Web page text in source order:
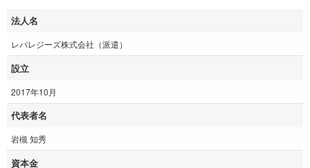
法人名
レバレジーズ株式会社（派遣）
設立
2017年10月
代表者名
岩槻 知秀
資本金